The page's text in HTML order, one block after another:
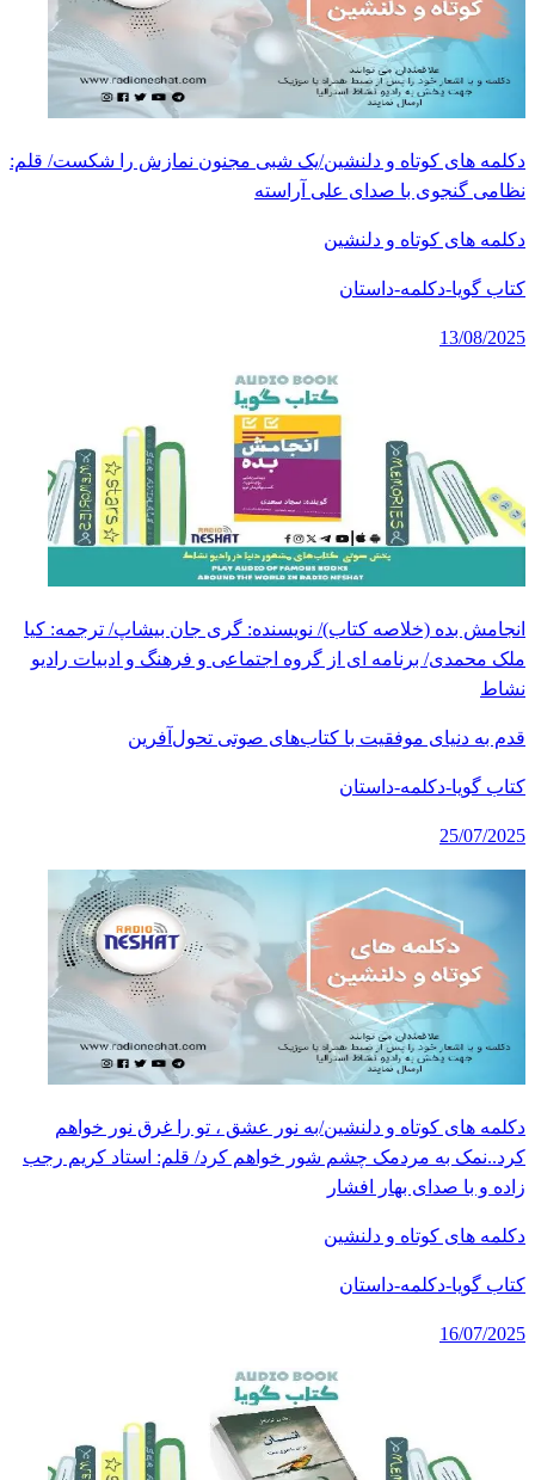
دکلمه های کوتاه و دلنشین/یک شبی مجنون نمازش را شکست/ قلم:
نظامی گنجوی با صدای علی آراسته
دکلمه های کوتاه و دلنشین
کتاب گویا-دکلمه-داستان
13/08/2025
انجامش بده (خلاصه کتاب)/ نویسنده: گری جان بیشاپ/ ترجمه: کیا
ملک محمدی/ برنامه ای از گروه اجتماعی و فرهنگ و ادبیات رادیو
نشاط
قدم به دنیای موفقیت با کتاب‌های صوتی تحول‌آفرین
کتاب گویا-دکلمه-داستان
25/07/2025
دکلمه های کوتاه و دلنشین/به نور عشق ، تو را غرق نور خواهم
کرد..نمک به مردمک چشم شور خواهم کرد/ قلم: استاد کریم رجب
زاده و با صدای بهار افشار
دکلمه های کوتاه و دلنشین
کتاب گویا-دکلمه-داستان
16/07/2025